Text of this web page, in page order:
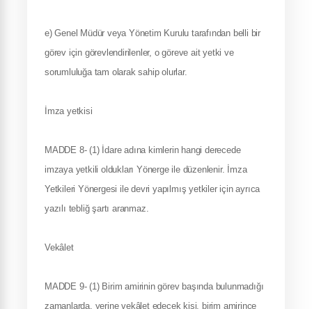
e) Genel Müdür veya Yönetim Kurulu tarafından belli bir
görev için görevlendirilenler, o göreve ait yetki ve
sorumluluğa tam olarak sahip olurlar.
İmza yetkisi
MADDE 8- (1) İdare adına kimlerin hangi derecede
imzaya yetkili oldukları Yönerge ile düzenlenir. İmza
Yetkileri Yönergesi ile devri yapılmış yetkiler için ayrıca
yazılı tebliğ şartı aranmaz.
Vekâlet
MADDE 9- (1) Birim amirinin görev başında bulunmadığı
zamanlarda, yerine vekâlet edecek kişi, birim amirince